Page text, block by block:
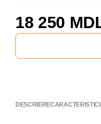
18 250
DESCRIERECARACTERISTICI